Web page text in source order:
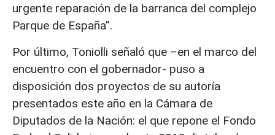
urgente reparación de la barranca del complejo
Parque de España”.
Por último, Toniolli señaló que –en el marco del
encuentro con el gobernador- puso a
disposición dos proyectos de su autoría
presentados este año en la Cámara de
Diputados de la Nación: el que repone el Fondo